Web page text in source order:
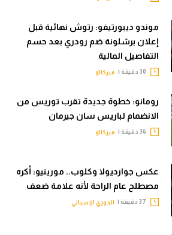
موندو ديبورتيفو: رتوش نهائية قبل
إعلان برشلونة ضم رودري بعد حسم
التفاصيل المالية
ميركاتو
رومانو: خطوة جديدة تقرب توريس من
الانضمام لباريس سان جيرمان
ميركاتو
عكس جوارديولا وكلوب.. مورينيو: أكره
مصطلح عام الراحة لأنه علامة ضعف
الدوري الإسباني